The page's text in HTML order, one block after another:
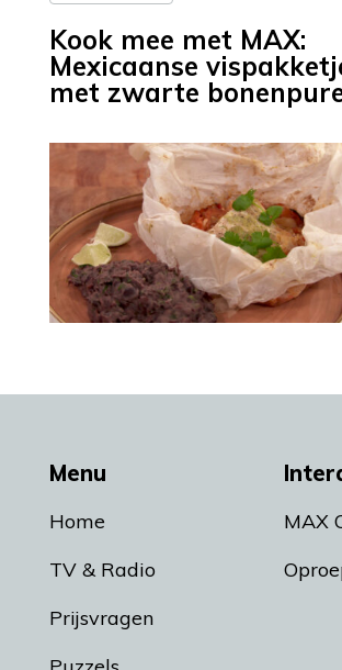
Kook mee met MAX:
Mexicaanse
met zwarte
Menu
Home
TV & Radio
Prijsvragen
MAX